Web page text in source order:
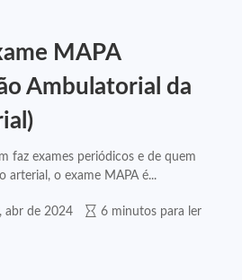
MAPA
Ambulatorial da
faz exames periódicos e de quem
arterial, o exame MAPA é...
abr de 2024 6 minutos para ler